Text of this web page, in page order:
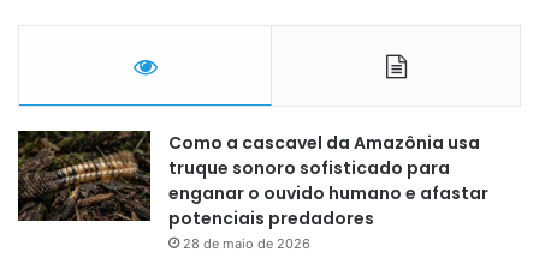
Como a cascavel da Amazônia usa
truque sonoro sofisticado para
enganar o ouvido humano e afastar
potenciais predadores
28 de maio de 2026